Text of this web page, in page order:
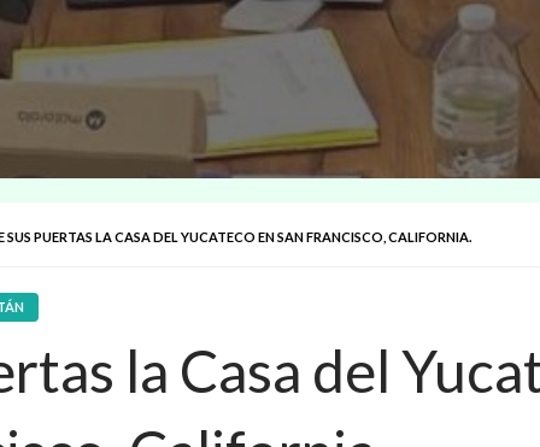
SUS PUERTAS LA CASA DEL YUCATECO EN SAN FRANCISCO, CALIFORNIA.
la Casa del